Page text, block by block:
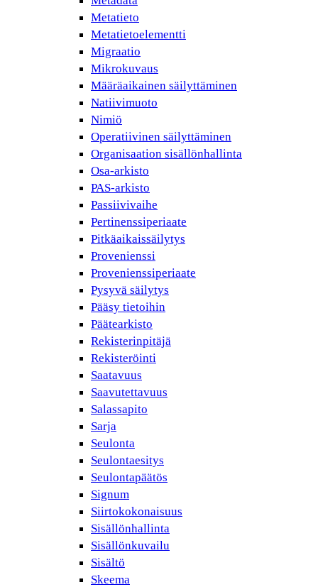
Metatieto
Metatietoelementti
Migraatio
Mikrokuvaus
Määräaikainen säilyttäminen
Natiivimuoto
Nimiö
Operatiivinen säilyttäminen
Organisaation sisällönhallinta
Osa-arkisto
PAS-arkisto
Passiivivaihe
Pertinenssiperiaate
Pitkäaikaissäilytys
Provenienssi
Provenienssiperiaate
Pysyvä säilytys
Pääsy tietoihin
Päätearkisto
Rekisterinpitäjä
Rekisteröinti
Saatavuus
Saavutettavuus
Salassapito
Sarja
Seulonta
Seulontaesitys
Seulontapäätös
Signum
Siirtokokonaisuus
Sisällönhallinta
Sisällönkuvailu
Sisältö
Skeema